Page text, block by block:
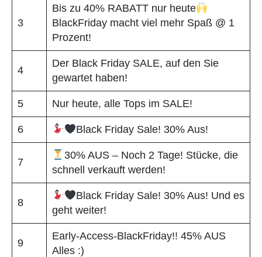
3
Bis zu 40% RABATT nur heute
BlackFriday macht viel mehr Spaß @ 1
Prozent!
4
Der Black Friday SALE, auf den Sie
gewartet haben!
5 Nur heute, alle Tops im SALE!
6 Black Friday Sale! 30% Aus!
7
30% AUS – Noch 2 Tage! Stücke, die
schnell verkauft werden!
8
Black Friday Sale! 30% Aus! Und es
geht weiter!
9
Early-Access-BlackFriday!! 45% AUS
Alles :)